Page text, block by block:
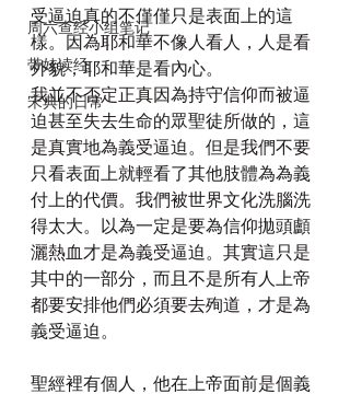
周六查经小组笔记
带娃读经
宋典的日常
受逼迫真的不僅僅只是表面上的這
樣。因為耶和華不像人看人，人是看
外貌，耶和華是看內心。
我並不否定正真因為持守信仰而被逼
迫甚至失去生命的眾聖徒所做的，這
是真實地為義受逼迫。但是我們不要
只看表面上就輕看了其他肢體為為義
付上的代價。我們被世界文化洗腦洗
得太大。以為一定是要為信仰拋頭顱
灑熱血才是為義受逼迫。其實這只是
其中的一部分，而且不是所有人上帝
都要安排他們必須要去殉道，才是為
義受逼迫。
聖經裡有個人，他在上帝面前是個義